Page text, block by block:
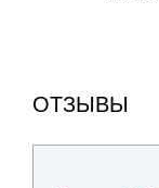
ОТЗЫВЫ